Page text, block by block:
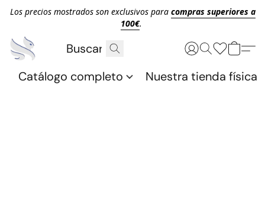
Los precios mostrados son exclusivos para compras superiores a
100€.
Catálogo completo Nuestra tienda física